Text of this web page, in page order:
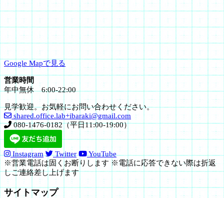
Google Mapで見る
営業時間
年中無休 6:00-22:00
見学歓迎。お気軽にお問い合わせください。
shared.office.lab+ibaraki@gmail.com
080-1476-0182（平日11:00-19:00）
Instagram Twitter
YouTube
※営業電話は固くお断りします ※電話に応答できない際は折返
しご連絡差し上げます
サイトマップ